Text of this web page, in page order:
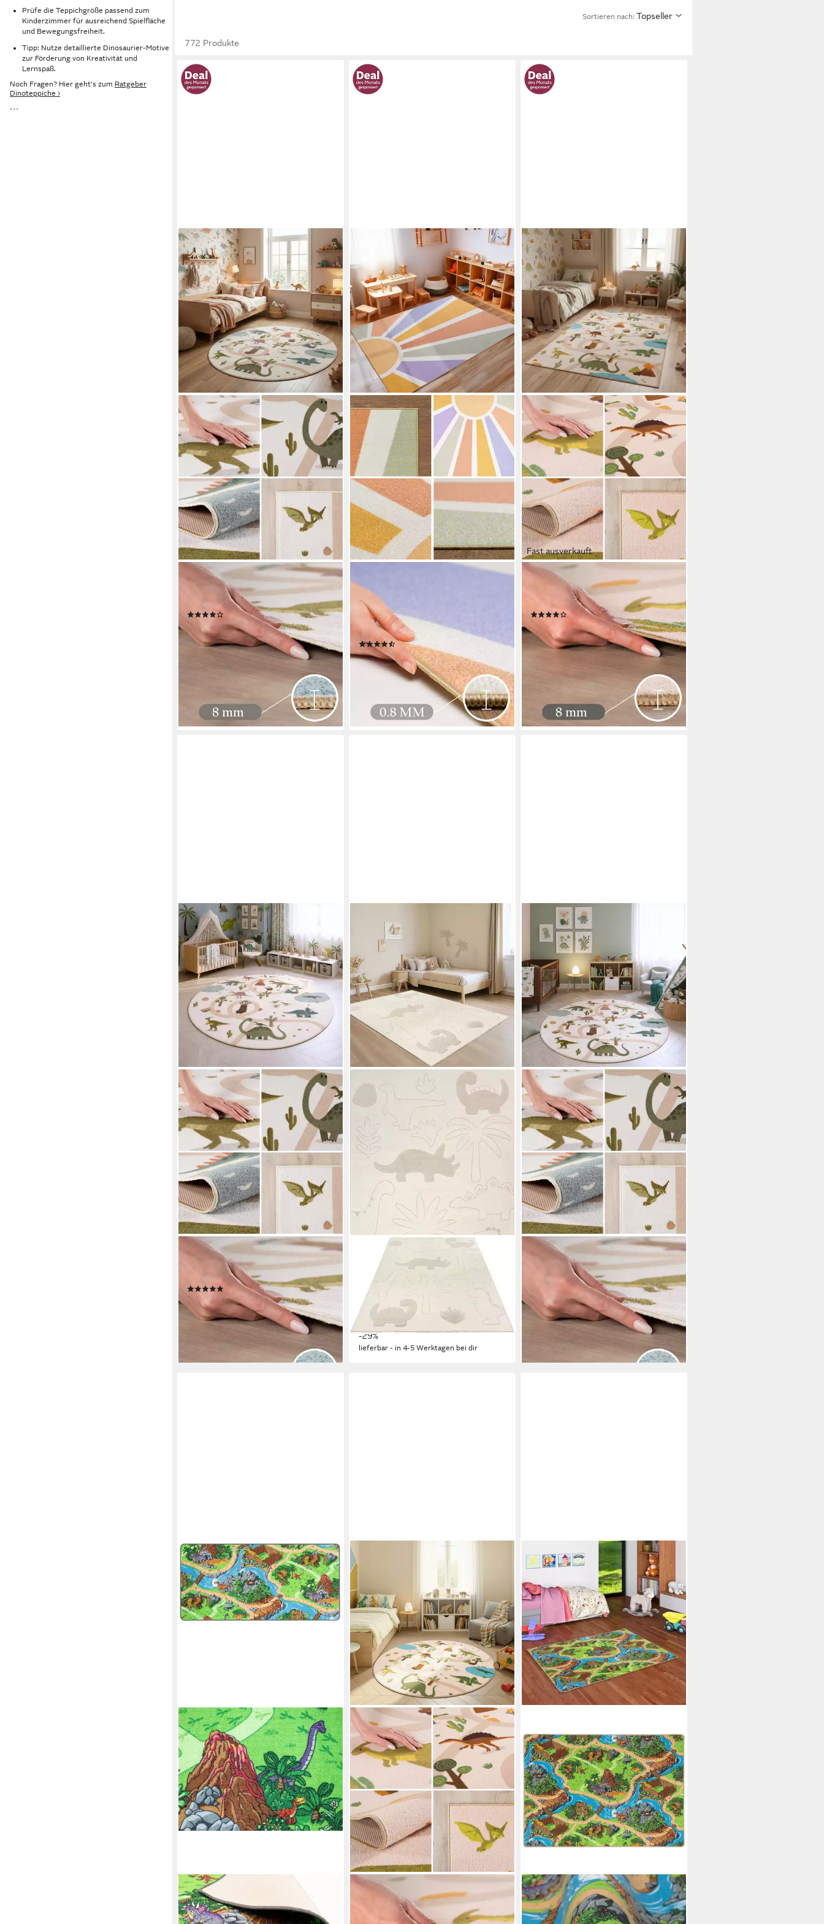
Prüfe die Teppichgröße passend zum
Kinderzimmer für ausreichend Spielfläche
und Bewegungsfreiheit.
Tipp: Nutze detaillierte Dinosaurier-Motive
zur Förderung von Kreativität und
Lernspaß.
Noch Fragen? Hier geht's zum Ratgeber
Dinoteppiche ›
```
Sortieren nach: Topseller
772 Produkte
CARPETTEX
Kinderteppich Bunte Dino Welt,
Rund, Höhe: 8 mm
(5)
ab 37,72 € UVP 107,90 €
nur diesen Monat
lieferbar - in 6-7 Werktagen bei dir
Kinderteppich Sonnenstrahlen,
Rechteckig, Höhe: 7 mm, Jungen-
Mädchen Babyzimmer Teppich
Kinderzimmer
(104)
17,43 € UVP 70,90 €
nur diesen Monat
lieferbar - in 6-7 Werktagen bei dir
Fast ausverkauft
CARPETTEX
Kinderteppich Bunte Dino Welt,
Rechteckig, Höhe: 8 mm
(5)
ab 34,23 € UVP 97,90 €
nur diesen Monat
lieferbar - in 6-7 Werktagen bei dir
SIMPEX24
Teppich Bunte Dino Welt, Rund,
Höhe: 8 mm, Teppich Kinderzimmer
(2)
ab 53,90 € UVP 107,90 €
-50%
lieferbar - in 4-5 Werktagen bei dir
MERINOS
Teppich Eclipse kids Dinos,
rechteckig, Höhe: 14 mm, Teppich für
Kinderzimmer, Kinderteppich,
Spielteppich, Pflegeleicht
ab 31,99 €
UVP 44,99 €
-29%
lieferbar - in 4-5 Werktagen bei dir
TEPPIUM
Teppich Bunte Dino Welt, Rund,
Höhe: 5 mm, Teppich Kinderzimmer
ab 53,90 €
UVP107,90 €
-50%
lieferbar - in 3-4 Werktagen bei dir
+1
PRIMAFLOR-IDEEN IN TEXTIL
Kinderteppich DINO, Made in
Belgium, rechteckig, Höhe: 6,5 mm,
TEPPIUM
Teppich Bunte Dino Welt, Rund,
Höhe: 5 mm, Teppich Kinderzimmer
SNAPSTYLE
Kinderteppich Kinder Spiel Straßen
Teppich Dino Welt, Rechteckig, Höhe: